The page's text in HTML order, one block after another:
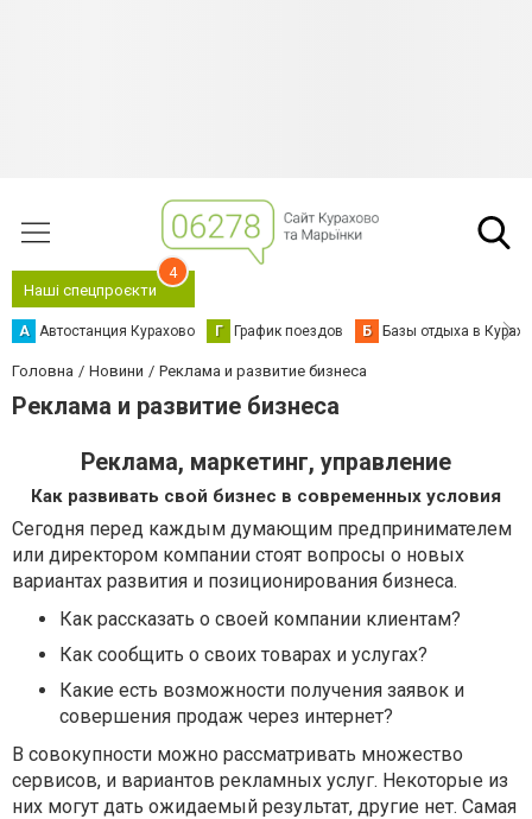
Наші спецпроєкти
4
А Автостанция Курахово Г График поездов Б Базы отдыха в
Головна Новини Реклама и развитие бизнеcа
Реклама и развитие бизнеcа
Реклама, маркетинг, управление
Как развивать свой бизнес в современных условия
Сегодня перед каждым думающим предпринимателем
или директором компании стоят вопросы о новых
вариантах развития и позиционирования бизнеса.
Как рассказать о своей компании клиентам?
Как сообщить о своих товарах и услугах?
Какие есть возможности получения заявок и
совершения продаж через интернет?
В совокупности можно рассматривать множество
сервисов, и вариантов рекламных услуг. Некоторые из
них могут дать ожидаемый результат, другие нет. Самая